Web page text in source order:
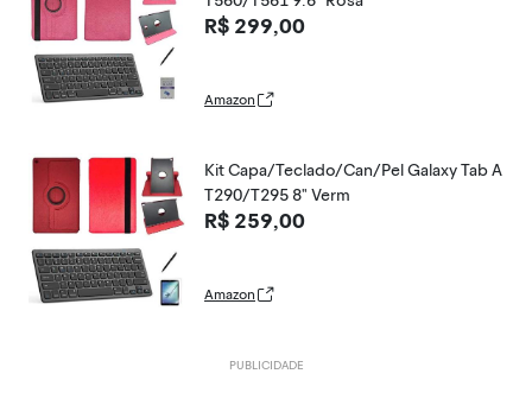
R$ 299,00
Amazon
Kit Capa/Teclado/Can/Pel Galaxy Tab A
T290/T295 8" Verm
R$ 259,00
Amazon